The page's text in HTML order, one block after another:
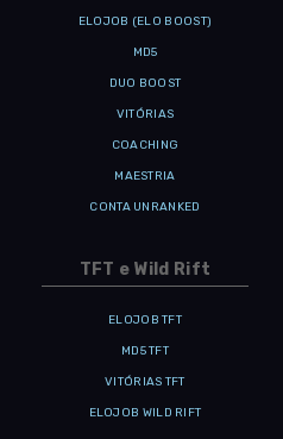
ELOJOB (ELO BOOST)
MD5
DUO BOOST
VITÓRIAS
COACHING
MAESTRIA
CONTA UNRANKED
TFT e Wild Rift
ELOJOB TFT
MD5 TFT
VITÓRIAS TFT
ELOJOB WILD RIFT